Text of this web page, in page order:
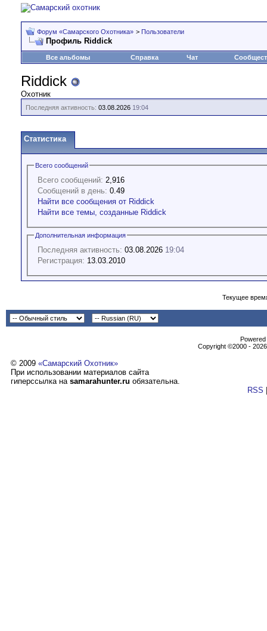
Форум «Самарского Охотника» > Пользователи
Профиль Riddick
Все альбомы Справка Чат
Riddick
Охотник
Последняя активность: 03.08.2026 19:04
Статистика
Всего сообщений
Всего сообщений: 2,916
Сообщений в день: 0.49
Найти все сообщения от Riddick
Найти все темы, созданные Riddick
Дополнительная информация
Последняя активность: 03.08.2026 19:04
Регистрация: 13.03.2010
Текущее
Copyright ©2000 -
© 2009 «Самарский Охотник»
При использовании материалов сайта
гиперссылка на samarahunter.ru обязательна.
RSS